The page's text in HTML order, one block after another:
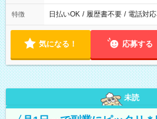
特徴 日払いOK / 履歴書不要 / 電話対
気になる！ 応募する
未読